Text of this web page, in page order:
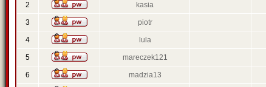
2 kasia
3 piotr
4 lula
5 mareczek121
6 madzia13